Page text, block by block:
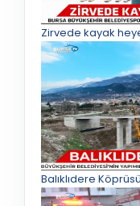
Zirvede kayak
Balıklıdere